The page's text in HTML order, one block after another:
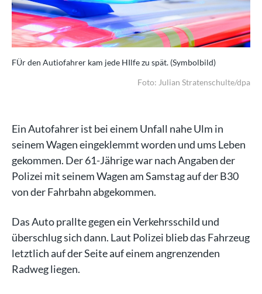
FÜr den Autiofahrer kam jede HIlfe zu spät. (Symbolbild)
Foto: Julian Stratenschulte/dpa
Ein Autofahrer ist bei einem Unfall nahe Ulm in
seinem Wagen eingeklemmt worden und ums Leben
gekommen. Der 61-Jährige war nach Angaben der
Polizei mit seinem Wagen am Samstag auf der B30
von der Fahrbahn abgekommen.
Das Auto prallte gegen ein Verkehrsschild und
überschlug sich dann. Laut Polizei blieb das Fahrzeug
letztlich auf der Seite auf einem angrenzenden
Radweg liegen.